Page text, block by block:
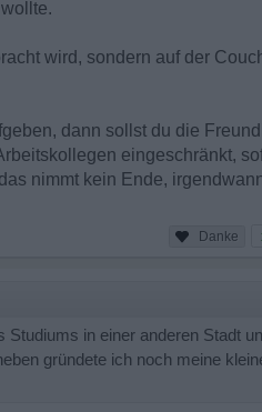
wird, sondern auf der
dann sollst du die
eingeschränkt,
nimmt kein Ende,
in einer anderen Stadt
gründete ich noch meine